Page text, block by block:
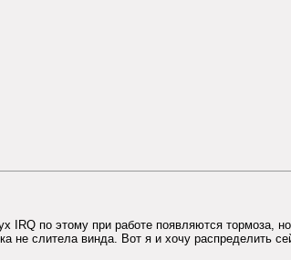
IRQ по этому при работе появляются тормоза,
не слитела винда. Вот я и хочу распределить